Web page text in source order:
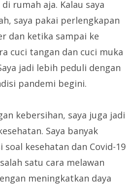
rumah aja. Kalau saya
saya pakai perlengkapan
dan ketika sampai ke
cuci tangan dan cuci muka
jadi lebih peduli dengan
pandemi begini.
kebersihan, saya juga jadi
Saya banyak
kesehatan dan Covid-19
satu cara melawan
meningkatkan daya